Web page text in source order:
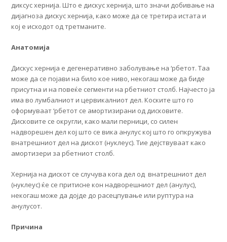
диксус хернија. Што е дискус хернија, што значи добивање на
дијагноза дискус хернија, како може да се третира истата и
кој е исходот од третманите.
Анатомија
Дискус хернија е дегенеративно заболување на ‘рбетот. Таа
може да се појави на било кое ниво, некогаш може да биде
присутна и на повеќе сегменти на рбетниот столб. Најчесто ја
има во лумбалниот и цервикалниот дел. Коските што го
оформуваат ‘рбетот се амортизирани од дисковите.
Дисковите се округли, како мали перници, со силен
надворешен дел кој што се вика анулус кој што го опкружува
внатрешниот дел на дискот (нуклеус). Тие дејствуваат како
амортизери за рбетниот столб.
Хернија на дискот се случува кога дел од внатрешниот дел
(нуклеус) ќе се притисне кон надворешниот дел (анулус),
некогаш може да дојде до расецпување или руптура на
анулусот.
Причина